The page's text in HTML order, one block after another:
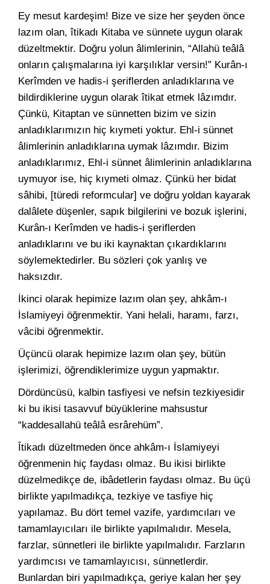
Ey mesut kardeşim! Bize ve size her şeyden önce
lazım olan, îtikadı Kitaba ve sünnete uygun olarak
düzeltmektir. Doğru yolun âlimlerinin, “Allahü teâlâ
onların çalışmalarına iyi karşılıklar versin!” Kurân-ı
Kerîmden ve hadis-i şeriflerden anladıklarına ve
bildirdiklerine uygun olarak îtikat etmek lâzımdır.
Çünkü, Kitaptan ve sünnetten bizim ve sizin
anladıklarımızın hiç kıymeti yoktur. Ehl-i sünnet
âlimlerinin anladıklarına uymak lâzımdır. Bizim
anladıklarımız, Ehl-i sünnet âlimlerinin anladıklarına
uymuyor ise, hiç kıymeti olmaz. Çünkü her bidat
sâhibi, [türedi reformcular] ve doğru yoldan kayarak
dalâlete düşenler, sapık bilgilerini ve bozuk işlerini,
Kurân-ı Kerîmden ve hadis-i şeriflerden
anladıklarını ve bu iki kaynaktan çıkardıklarını
söylemektedirler. Bu sözleri çok yanlış ve
haksızdır.
İkinci olarak hepimize lazım olan şey, ahkâm-ı
İslamiyeyi öğrenmektir. Yani helali, haramı, farzı,
vâcibi öğrenmektir.
Üçüncü olarak hepimize lazım olan şey, bütün
işlerimizi, öğrendiklerimize uygun yapmaktır.
Dördüncüsü, kalbin tasfiyesi ve nefsin tezkiyesidir
ki bu ikisi tasavvuf büyüklerine mahsustur
“kaddesallahü teâlâ esrârehüm”.
Îtikadı düzeltmeden önce ahkâm-ı İslamiyeyi
öğrenmenin hiç faydası olmaz. Bu ikisi birlikte
düzelmedikçe de, ibâdetlerin faydası olmaz. Bu üçü
birlikte yapılmadıkça, tezkiye ve tasfiye hiç
yapılamaz. Bu dört temel vazife, yardımcıları ve
tamamlayıcıları ile birlikte yapılmalıdır. Mesela,
farzlar, sünnetleri ile birlikte yapılmalıdır. Farzların
yardımcısı ve tamamlayıcısı, sünnetlerdir.
Bunlardan biri yapılmadıkça, geriye kalan her şey